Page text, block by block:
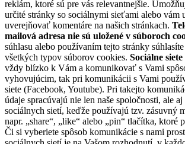
reklám, ktoré sú pre vás relevantnejšie.
určité stránky so sociálnymi sieťami alebo vám
uverejňovať komentáre na našich stránkach.
mailová adresa nie sú uložené v súboroch
súhlasu alebo používaním tejto stránky
všetkých typov súborov cookies. Sociálne siete
vždy blízko k Vám a komunikovať s Vami
vyhovujúcim, tak pri komunikácii s Vami
siete (Facebook, Youtube). Pri takejto
údaje spracúvajú nie len naše spoločnosti, ale
sociálnych sietí, keďže používajú tzv. zásuvný
napr. „share“, „like“ alebo „pin“ tlačítka, ktoré
Či si vyberiete spôsob komunikácie s nami